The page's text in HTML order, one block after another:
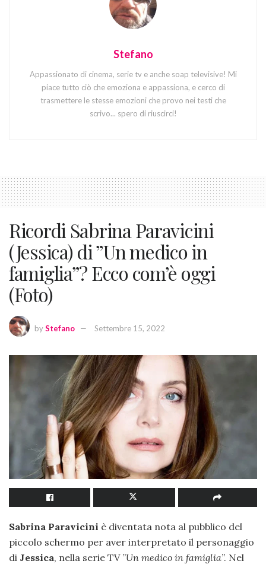
Stefano
Appassionato di cinema, serie tv e anche soap televisive! Mi
piace tutto ciò che emoziona e appassiona, e cerco di
trasmettere le stesse emozioni che provo nei testi che
scrivo... spero di riuscirci!
Ricordi Sabrina Paravicini
(Jessica) di ”Un medico in
famiglia”? Ecco com’è oggi
(Foto)
byStefano Settembre 15, 2022
Sabrina Paravicini è diventata nota al pubblico del
piccolo schermo per aver interpretato il personaggio
di Jessica, nella serie TV ”Un medico in famiglia”. Nel